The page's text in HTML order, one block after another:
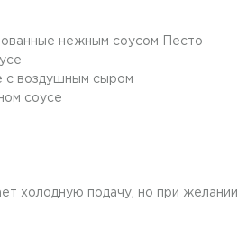
нежным соусом Песто
с воздушным сыром
соусе
холодную подачу, но при желании